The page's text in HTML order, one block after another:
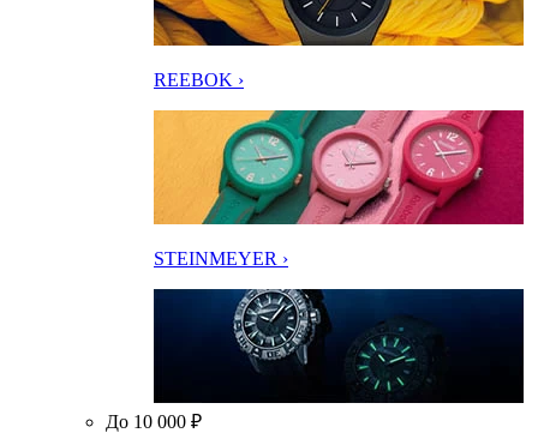
REEBOK ›
STEINMEYER ›
До 10 000 ₽